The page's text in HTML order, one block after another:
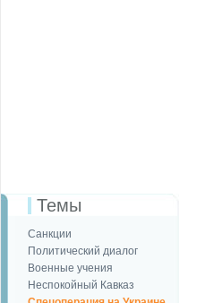
Темы
Санкции
Политический диалог
Военные учения
Неспокойный Кавказ